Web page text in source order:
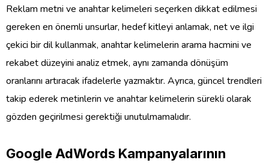
Reklam metni ve anahtar kelimeleri seçerken dikkat edilmesi
gereken en önemli unsurlar, hedef kitleyi anlamak, net ve ilgi
çekici bir dil kullanmak, anahtar kelimelerin arama hacmini ve
rekabet düzeyini analiz etmek, aynı zamanda dönüşüm
oranlarını artıracak ifadelerle yazmaktır. Ayrıca, güncel trendleri
takip ederek metinlerin ve anahtar kelimelerin sürekli olarak
gözden geçirilmesi gerektiği unutulmamalıdır.
Google AdWords Kampanyalarının